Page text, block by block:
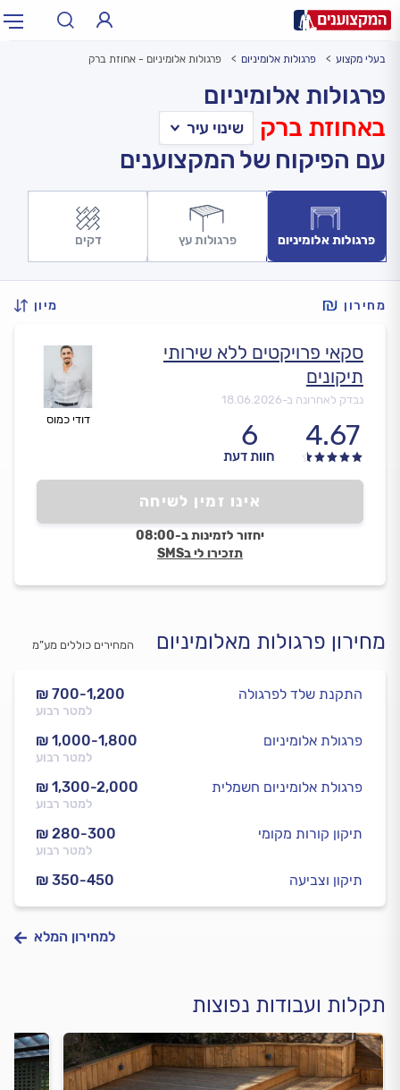
עיר: תל אביב, חיפה…
בעלי מקצוע פרגולות אלומיניום פרגולות אלומיניום - אחוזת ברק
פרגולות אלומיניום
באחוזת ברק
עם הפיקוח של המקצוענים
פרגולות אלומיניום פרגולות עץ דקים
מחירון מיון
דודי כמוס
סקאי פרויקטים ללא שירותי
תיקונים
נבדק לאחרונה ב-18.06.2026
4.67
6
חוות דעת
אינו זמין לשיחה
יחזור לזמינות ב-08:00
תזכירו לי בSMS
מחירון פרגולות מאלומיניום המחירים כוללים מע”מ
₪ 700-1,200
למטר רבוע
התקנת שלד לפרגולה
₪ 1,000-1,800
למטר רבוע
פרגולת אלומיניום
₪ 1,300-2,000
למטר רבוע
פרגולת אלומיניום חשמלית
₪ 280-300
למטר רבוע
תיקון קורות מקומי
₪ 350-450 תיקון וצביעה
למחירון המלא
תקלות ועבודות נפוצות